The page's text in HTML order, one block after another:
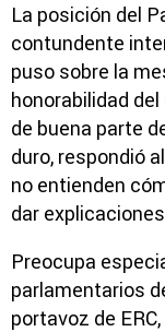
La posición del
contundente
puso sobre la
honorabilidad
de buena parte
duro, respondió
no entienden
dar
Preocupa
parlamentarios
portavoz de